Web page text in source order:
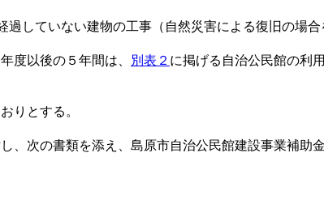
していない建物の工事（自然災害による復旧の場合
度以後の５年間は、 別表２ に掲げる自治公民館の利
りとする。
次の書類を添え、島原市自治公民館建設事業補助